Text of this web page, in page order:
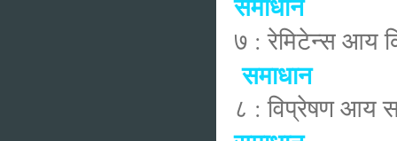
७ : रेमिटेन्स आय
समाधान
८ : विप्रेषण आय